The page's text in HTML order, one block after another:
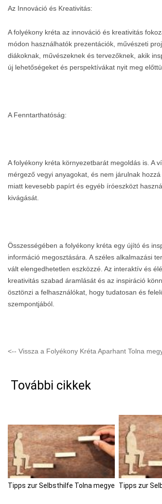
Az Innováció és Kreativitás:
A folyékony kréta az innováció és kreativitás
módon használhatók prezentációk, művészeti
diákoknak, művészeknek és tervezőknek, akik
új lehetőségeket és perspektívákat nyit meg
A Fenntarthatóság:
A folyékony kréta környezetbarát megoldás is. A
mérgező vegyi anyagokat, és nem járulnak
miatt kevesebb papírt és egyéb íróeszközt
kivágását.
Összességében a folyékony kréta egy újító és
információ megosztására. A széles alkalmazási
vált elengedhetetlen eszközzé. Az interaktív és
kreativitás szabad áramlását és az inspiráció
ösztönzi a felhasználókat, hogy tudatosan és
szempontjából.
<-- Vissza a Folyékony Kréta Aparhant Tolna
További cikkek
Tipps zur Selbsthilfe Tolna megye Tipps zur